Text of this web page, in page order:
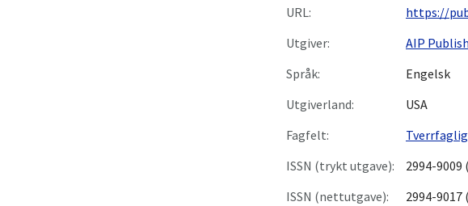
URL:
https://
Utgiver:
AIP
Språk:
Engelsk
Utgiverland:
USA
Fagfelt:
ISSN (trykt utgave):
2994-
ISSN (nettutgave):
2994-